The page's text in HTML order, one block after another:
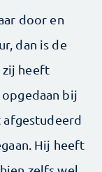
door en
dan is de
zij heeft
bij
afgestudeerd
Hij heeft